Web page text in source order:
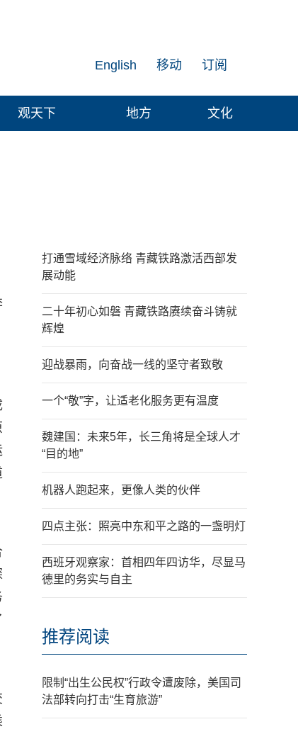
订阅
移动
English
观天下 地方 文化
打通雪域经济脉络 青藏铁路激活西部发
展动能
二十年初心如磐 青藏铁路赓续奋斗铸就
辉煌
迎战暴雨，向奋战一线的坚守者致敬
一个“敬”字，让适老化服务更有温度
魏建国：未来5年，长三角将是全球人才
“目的地”
机器人跑起来，更像人类的伙伴
四点主张：照亮中东和平之路的一盏明灯
西班牙观察家：首相四年四访华，尽显马
德里的务实与自主
推荐阅读
限制“出生公民权”行政令遭废除，美国司
法部转向打击“生育旅游”